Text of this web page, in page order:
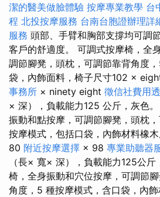
潔的醫美做臉體驗 按摩專業教學 台
程 北投按摩服務 台南台胞證辦理詳
服務 頭部、手臂和胸部支撐均可調
客戶的舒適度。 可調式按摩椅，全
調節腳凳，頭枕，可調節靠背角度
袋，內飾面料，椅子尺寸102 ×
事務所 × ninety eight 徵信社費用
× 深），負載能力125 公斤，灰色
振動和點按摩，可調節腳凳，頭枕
按摩模式，包括口袋，內飾材料橡
80 附近按摩選擇 × 98 專業助聽器
（長× 寬× 深），負載能力125公
椅，全身振動和穴位按摩，可調節
角度，5 種按摩模式，含口袋，內